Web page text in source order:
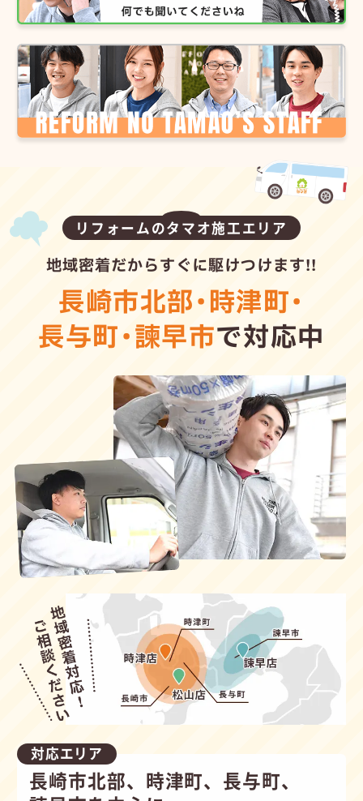
リフォームのタマオ施工エリア
地域密着だからすぐに駆けつけます!!
長崎市北部・時津町・
長与町・諫早市で対応中
対応エリア
長崎市北部、時津町、長与町、